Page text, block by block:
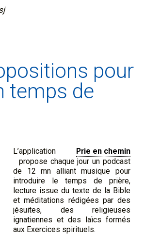
pour
temps de
L’application Prie en chemin
propose chaque jour un podcast
de 12 mn alliant musique pour
introduire le temps de prière,
lecture issue du texte de la Bible
et méditations rédigées par des
jésuites, des religieuses
ignatiennes et des laïcs formés
aux Exercices spirituels.